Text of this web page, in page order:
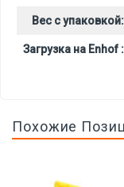
Вес с упаковкой:
Загрузка на Enhof :
Похожие